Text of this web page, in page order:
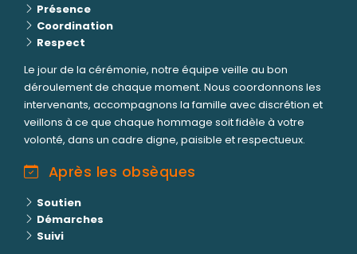
Présence
Coordination
Respect
Le jour de la cérémonie, notre équipe veille au bon
déroulement de chaque moment. Nous coordonnons les
intervenants, accompagnons la famille avec discrétion et
veillons à ce que chaque hommage soit fidèle à votre
volonté, dans un cadre digne, paisible et respectueux.
Après les obsèques
Soutien
Démarches
Suivi